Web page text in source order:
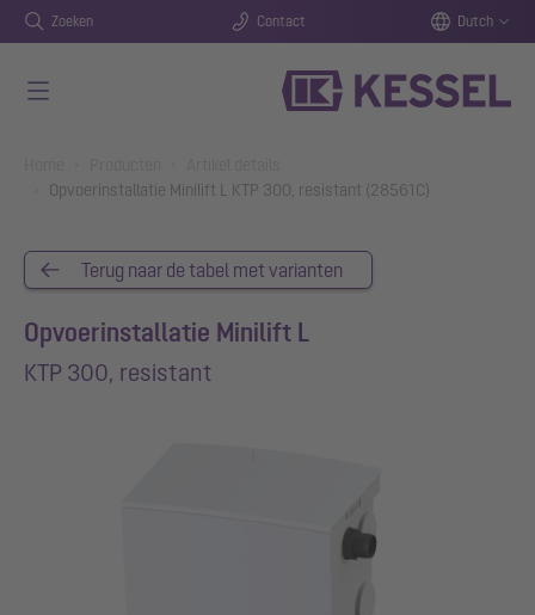
Zoeken Contact Dutch
Opvoerinstallatie Minilift L KTP 300, resistant (28561C)
Terug naar de tabel met varianten
Opvoerinstallatie Minilift L
KTP 300, resistant